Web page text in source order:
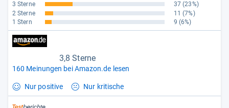
3 Sterne
37 (23%)
2 Sterne
11 (7%)
1 Stern
9 (6%)
3,8 Sterne
160 Meinungen bei Amazon.de lesen
Nur positive Nur kritische